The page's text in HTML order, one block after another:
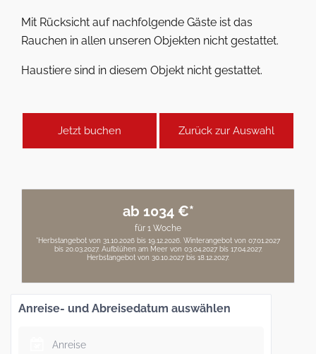
Mit Rücksicht auf nachfolgende Gäste ist das
Rauchen in allen unseren Objekten nicht gestattet.
Haustiere sind in diesem Objekt nicht gestattet.
Jetzt buchen Zurück zur Auswahl
ab 1034 €*
für 1 Woche
*Herbstangebot von 31.10.2026 bis 19.12.2026. Winterangebot von 07.01.2027
bis 20.03.2027. Aufblühen am Meer von 03.04.2027 bis 17.04.2027.
Herbstangebot von 30.10.2027 bis 18.12.2027.
Anreise- und Abreisedatum auswählen